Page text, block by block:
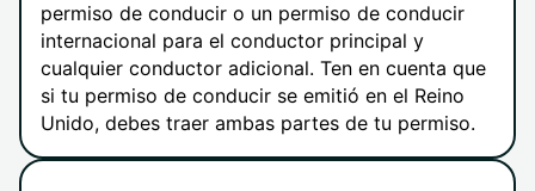
permiso de conducir o un permiso de conducir
internacional para el conductor principal y
cualquier conductor adicional. Ten en cuenta que
si tu permiso de conducir se emitió en el Reino
Unido, debes traer ambas partes de tu permiso.